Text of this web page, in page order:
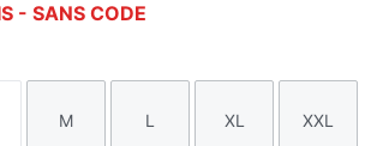
- SANS CODE
Taille
M
Taille
L
Taille
XL
Taille
XXL